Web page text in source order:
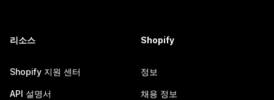
리소스
Shopify 지원 센터
API 설명서
Shopify
정보
채용 정보